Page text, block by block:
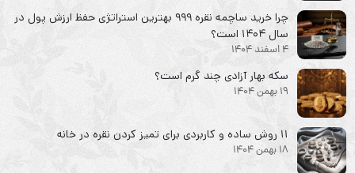
چرا خرید ساچمه نقره ۹۹۹ بهترین استراتژی حفظ ارزش پول در
سال ۱۴۰۴ است؟
4 اسفند 1404
سکه‌ بهار آزادی چند گرم است؟
19 بهمن 1404
۱۱ روش ساده و کاربردی برای تمیز کردن نقره در خانه
18 بهمن 1404